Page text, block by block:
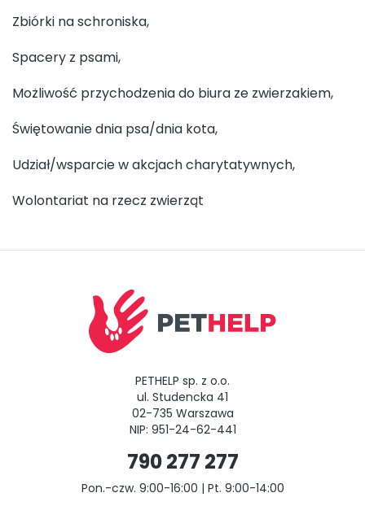
Zbiórki na schroniska,
Spacery z psami,
Możliwość przychodzenia do biura ze zwierzakiem,
Świętowanie dnia psa/dnia kota,
Udział/wsparcie w akcjach charytatywnych,
Wolontariat na rzecz zwierząt
PETHELP sp. z o.o.
ul. Studencka 41
02-735 Warszawa
NIP: 951-24-62-441
790 277 277
Pon.-czw. 9:00-16:00 | Pt. 9:00-14:00